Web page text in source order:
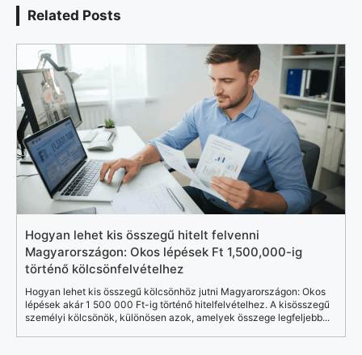
Related Posts
Hogyan lehet kis összegű hitelt felvenni
Magyarországon: Okos lépések Ft 1,500,000-ig
történő kölcsönfelvételhez
Hogyan lehet kis összegű kölcsönhöz jutni Magyarországon: Okos
lépések akár 1 500 000 Ft-ig történő hitelfelvételhez. A kisösszegű
személyi kölcsönök, különösen azok, amelyek összege legfeljebb...